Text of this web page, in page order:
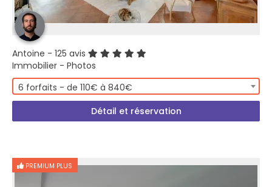
Antoine - 125 avis
Immobilier - Photos
6 forfaits - de 110€ à 840€
Détail et réservation
PREMIUM PLUS